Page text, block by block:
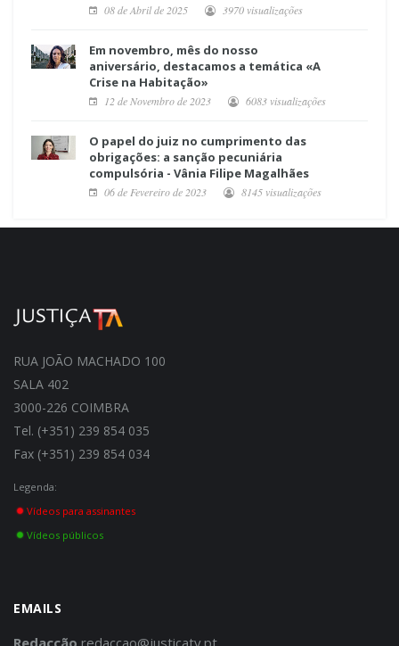
08 de Abril de 2025 3970 visualizações
Em novembro, mês do nosso
aniversário, destacamos a temática «A
Crise na Habitação»
12 de Novembro de 2023 6083 visualizações
O papel do juiz no cumprimento das
obrigações: a sanção pecuniária
compulsória - Vânia Filipe Magalhães
06 de Fevereiro de 2023 8145 visualizações
RUA JOÃO MACHADO 100
SALA 402
3000-226 COIMBRA
Tel. (+351) 239 854 035
Fax (+351) 239 854 034
Legenda:
Vídeos para assinantes
Vídeos públicos
EMAILS
Redacção redaccao@justicatv.pt